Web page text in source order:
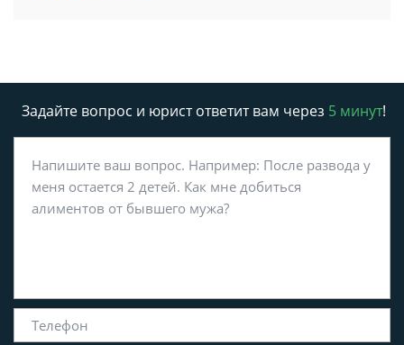
Задайте вопрос и юрист ответит вам через 5 минут!